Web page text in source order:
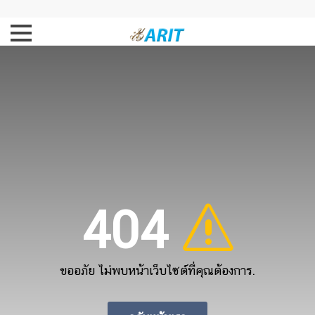
404
ขออภัย ไม่พบหน้าเว็บไซต์ที่คุณต้องการ.